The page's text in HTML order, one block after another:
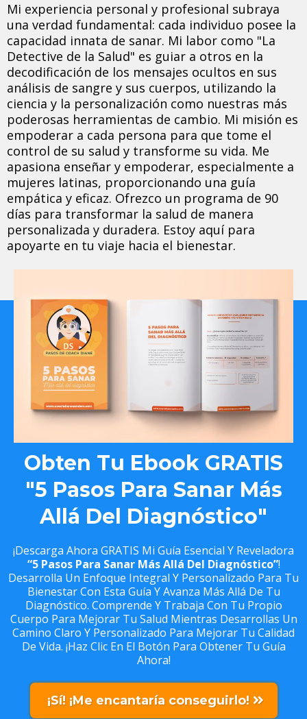
Mi experiencia personal y profesional subraya
una verdad fundamental: cada individuo posee la
capacidad innata de sanar. Mi labor como "La
Detective de la Salud" es guiar a otros en la
decodificación de los mensajes ocultos en sus
análisis de sangre y sus cuerpos, utilizando la
ciencia y la personalización como nuestras más
poderosas herramientas de cambio. Mi misión es
empoderar a cada persona para que tome el
control de su salud y transforme su vida. Me
apasiona enseñar y empoderar, especialmente a
mujeres latinas, proporcionando una guía
empática y eficaz. Ofrezco un programa de 90
días para transformar la salud de manera
personalizada y duradera. Estoy aquí para
apoyarte en tu viaje hacia el bienestar.
Obten Tu Ebook GRATIS
"5 Pasos Para Sanar Más
Allá Del Diagnóstico"
¡Descarga Ahora GRATIS Mi Guía Esencial Y Reveladora
“5 Pasos Para Sanar Más Allá Del Diagnóstico”!
Desarrolla Un Enfoque Integral Y Personalizado Para Tu
Bienestar Con Esta Guía Y Avanza Más Allá De Tu
Diagnóstico. Comprende Y Trabaja Con Tu Propio
Cuerpo Para Mejorar Tu Salud Mientras Desarrollas Un
Camino Claro Y Personalizado Para Mejorar Tu Calidad
De Vida. ¡Haz Clic En El Botón Para Obtener Tu Guía
Ahora!
¡Sí! ¡Me encantaría conseguirlo!